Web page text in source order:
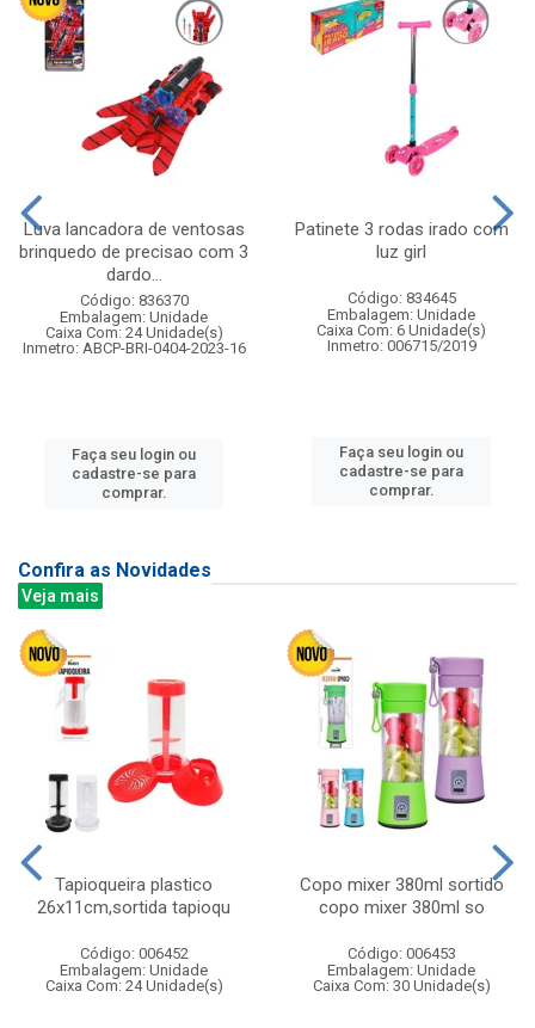
Luva lancadora de ventosas
brinquedo de precisao com 3
dardo...
Código: 836370
Embalagem: Unidade
Caixa Com: 24 Unidade(s)
Inmetro: ABCP-BRI-0404-2023-16
Faça seu login ou
cadastre-se para
comprar.
Patinete 3 rodas irado com
luz girl
Código: 834645
Embalagem: Unidade
Caixa Com: 6 Unidade(s)
Inmetro: 006715/2019
Faça seu login ou
cadastre-se para
comprar.
Confira as Novidades
Veja mais
Tapioqueira plastico
26x11cm,sortida tapioqu
Código: 006452
Embalagem: Unidade
Caixa Com: 24 Unidade(s)
Copo mixer 380ml sortido
copo mixer 380ml so
Código: 006453
Embalagem: Unidade
Caixa Com: 30 Unidade(s)